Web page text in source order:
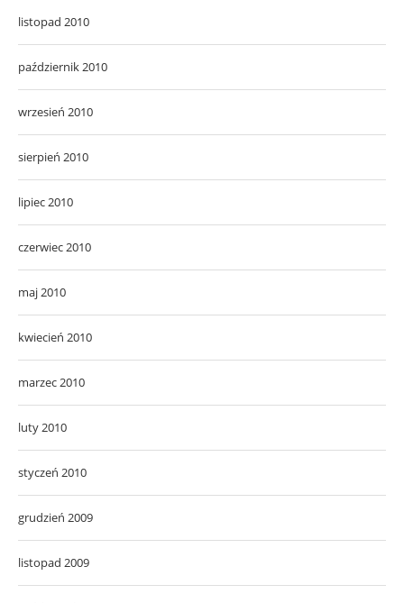
listopad 2010
październik 2010
wrzesień 2010
sierpień 2010
lipiec 2010
czerwiec 2010
maj 2010
kwiecień 2010
marzec 2010
luty 2010
styczeń 2010
grudzień 2009
listopad 2009